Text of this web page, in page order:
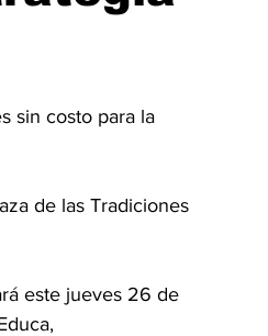
sin costo para la
de las Tradiciones
este jueves 26 de